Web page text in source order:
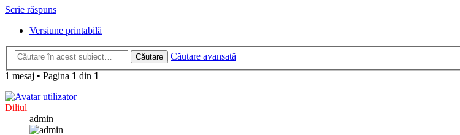
Scrie răspuns
Versiune printabilă
Căutare
Căutare avansată
1 mesaj • Pagina 1 din 1
Diliul
admin